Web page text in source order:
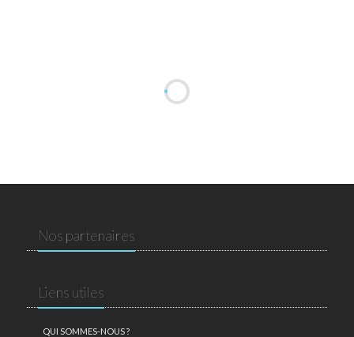
Nos partenaires
Liens utiles
QUI SOMMES-NOUS ?